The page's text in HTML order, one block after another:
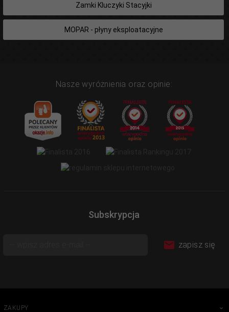
Zamki Kluczyki Stacyjki
MOPAR - płyny eksploatacyjne
Nasze wyróżnienia oraz opinie:
Subskrypcja
zapisz się
ZAKUPY